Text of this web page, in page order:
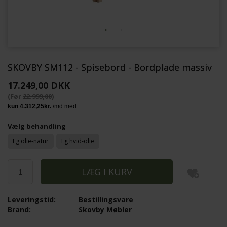
SKOVBY SM112 - Spisebord - Bordplade massiv
17.249,00 DKK
(Før 22.999,00)
Vælg behandling
Eg olie-natur Eg hvid-olie
Bestillingsvare
Leveringstid:
Skovby Møbler
Brand: